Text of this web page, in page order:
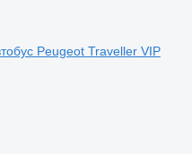
Peugeot Traveller VIP